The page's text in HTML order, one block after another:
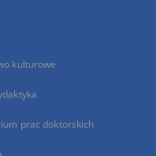
kulturowe
prac doktorskich